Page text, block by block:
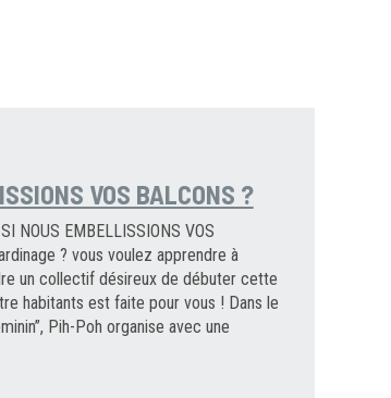
VOS BALCONS ?
NOUS EMBELLISSIONS VOS
? vous voulez apprendre à
un collectif désireux de débuter cette
habitants est faite pour vous ! Dans le
Pih-Poh organise avec une